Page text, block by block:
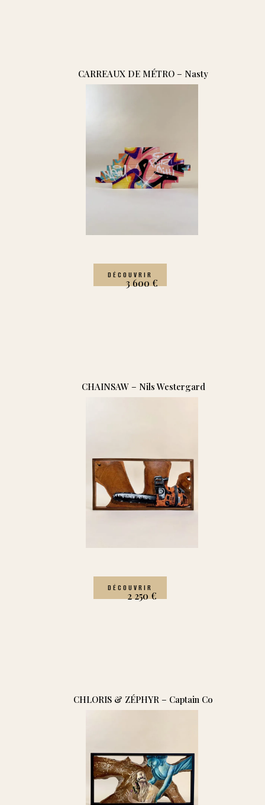
CARREAUX DE MÉTRO – Nasty
DÉCOUVRIR
3 600 €
CHAINSAW – Nils Westergard
DÉCOUVRIR
2 250 €
CHLORIS & ZÉPHYR – Captain Co